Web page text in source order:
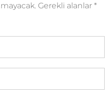
Gerekli alanlar *